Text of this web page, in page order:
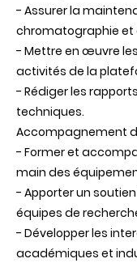
- Assurer la
chromatographie et
- Mettre en œuvre
activités de la
- Rédiger les
techniques.
Accompagnement
- Former et
main des
- Apporter un
équipes de
- Développer les
académiques et